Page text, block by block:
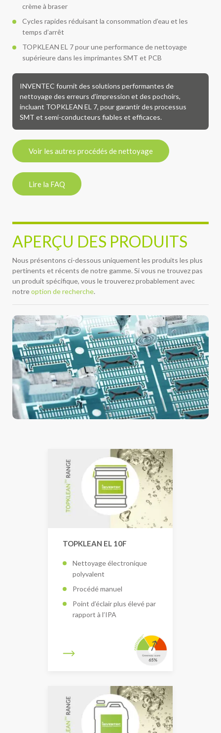
crème à braser
Cycles rapides réduisant la consommation d’eau et les
temps d’arrêt
TOPKLEAN EL 7 pour une performance de nettoyage
supérieure dans les imprimantes SMT et PCB
INVENTEC fournit des solutions performantes de
nettoyage des erreurs d’impression et des pochoirs,
incluant TOPKLEAN EL 7, pour garantir des processus
SMT et semi-conducteurs fiables et efficaces.
Voir les autres procédés de nettoyage
Lire la FAQ
APERÇU DES PRODUITS
Nous présentons ci-dessous uniquement les produits les plus
pertinents et récents de notre gamme. Si vous ne trouvez pas
un produit spécifique, vous le trouverez probablement avec
notreoption de recherche.
TOPKLEAN EL 10F
Nettoyage électronique
polyvalent
Procédé manuel
Point d’éclair plus élevé par
rapport à l’IPA